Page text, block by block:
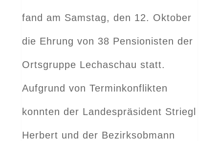
fand am Samstag, den 12. Oktober
die Ehrung von 38 Pensionisten der
Ortsgruppe Lechaschau statt.
Aufgrund von Terminkonflikten
konnten der Landespräsident Striegl
Herbert und der Bezirksobmann